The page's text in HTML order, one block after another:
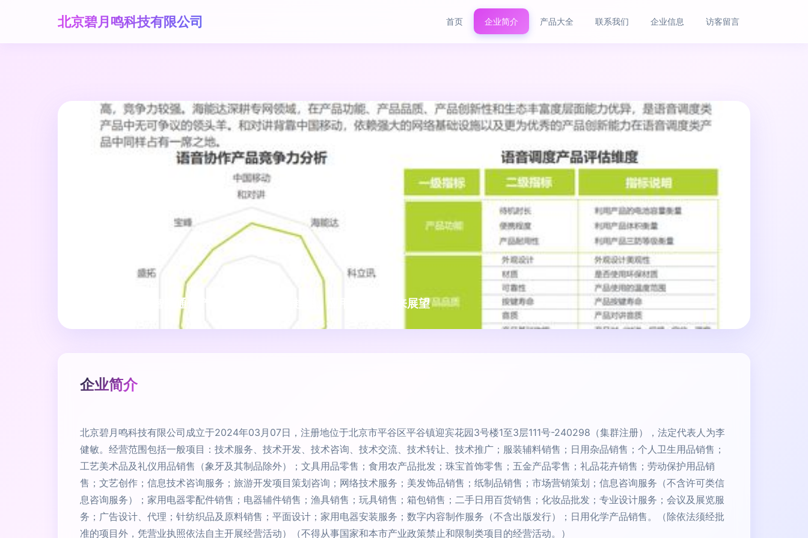
北京碧月鸣科技有限公司 首页 企业简介 产品大全 联系我们 企业信息 访客留言
2021中国企业智慧通信产品研究报告 市场趋势、应用场景与未来展望
企业简介
北京碧月鸣科技有限公司成立于2024年03月07日，注册地位于北京市平谷区平谷镇迎宾花园3号楼1至3层111号-240298（集群注册），法定代表人为李
健敏。经营范围包括一般项目：技术服务、技术开发、技术咨询、技术交流、技术转让、技术推广；服装辅料销售；日用杂品销售；个人卫生用品销售；
工艺美术品及礼仪用品销售（象牙及其制品除外）；文具用品零售；食用农产品批发；珠宝首饰零售；五金产品零售；礼品花卉销售；劳动保护用品销
售；文艺创作；信息技术咨询服务；旅游开发项目策划咨询；网络技术服务；美发饰品销售；纸制品销售；市场营销策划；信息咨询服务（不含许可类信
息咨询服务）；家用电器零配件销售；电器辅件销售；渔具销售；玩具销售；箱包销售；二手日用百货销售；化妆品批发；专业设计服务；会议及展览服
务；广告设计、代理；针纺织品及原料销售；平面设计；家用电器安装服务；数字内容制作服务（不含出版发行）；日用化学产品销售。（除依法须经批
准的项目外，凭营业执照依法自主开展经营活动）（不得从事国家和本市产业政策禁止和限制类项目的经营活动。）